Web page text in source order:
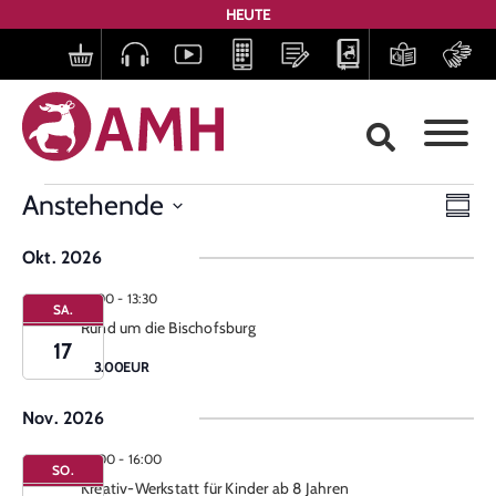
HEUTE
Anstehende
auswählen.
Okt. 2026
SA.
17
12:00 - 13:30
Rund um die Bischofsburg
3.00EUR
Nov. 2026
SO.
14:00 - 16:00
Kreativ-Werkstatt für Kinder ab 8 Jahren